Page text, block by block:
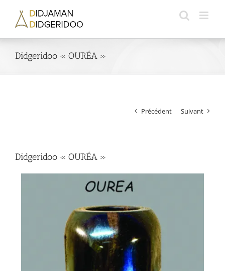
contenu
Didgeridoo « OURÉA »
Précédent Suivant
Didgeridoo « OURÉA »